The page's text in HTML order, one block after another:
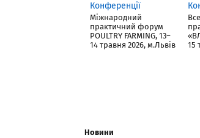
Конференції
Міжнародний
практичний форум
POULTRY FARMING, 13–
14 травня 2026, м.Львів
15
Новини